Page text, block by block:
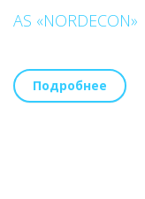
AS «NORDECON»
Подробнее